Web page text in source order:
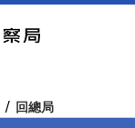
回總局